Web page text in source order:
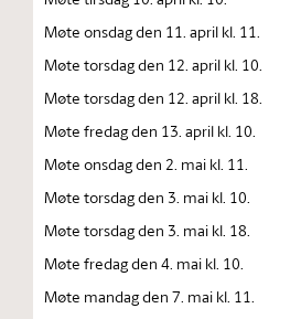
Møte onsdag den 11. april kl. 11.
Møte torsdag den 12. april kl. 10.
Møte torsdag den 12. april kl. 18.
Møte fredag den 13. april kl. 10.
Møte onsdag den 2. mai kl. 11.
Møte torsdag den 3. mai kl. 10.
Møte torsdag den 3. mai kl. 18.
Møte fredag den 4. mai kl. 10.
Møte mandag den 7. mai kl. 11.